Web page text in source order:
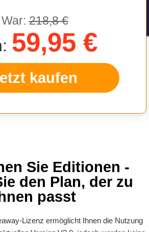
War:218,8 €
59,95 €
kaufen
Sie Editionen -
den Plan, der zu
passt
Lizenz ermöglicht Ihnen die Nutzung